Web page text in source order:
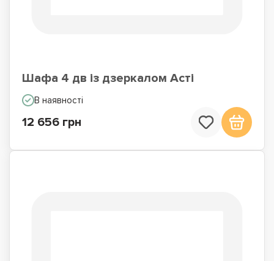
Шафа 4 дв із дзеркалом Асті
В наявності
12 656 грн